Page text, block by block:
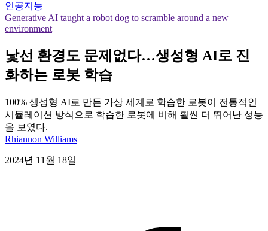
인공지능
Generative AI taught a robot dog to scramble around a new
environment
낯선 환경도 문제없다…생성형 AI로 진
화하는 로봇 학습
100% 생성형 AI로 만든 가상 세계로 학습한 로봇이 전통적인
시뮬레이션 방식으로 학습한 로봇에 비해 훨씬 더 뛰어난 성능
을 보였다.
Rhiannon Williams
2024년 11월 18일